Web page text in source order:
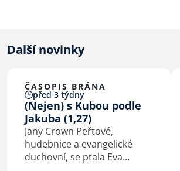
Další novinky
ČASOPIS BRÁNA
před 3 týdny
(Nejen) s Kubou podle
Jakuba (1,27)
Jany Crown Peřtové,
hudebnice a evangelické
duchovní, se ptala Eva